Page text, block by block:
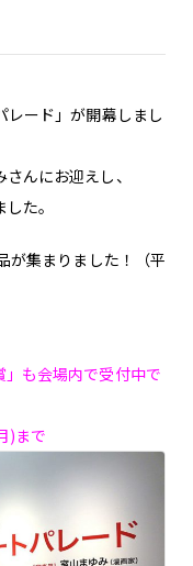
ード」が開幕しまし
んにお迎えし、
た。
が集まりました！（平
も会場内で受付中で
)まで